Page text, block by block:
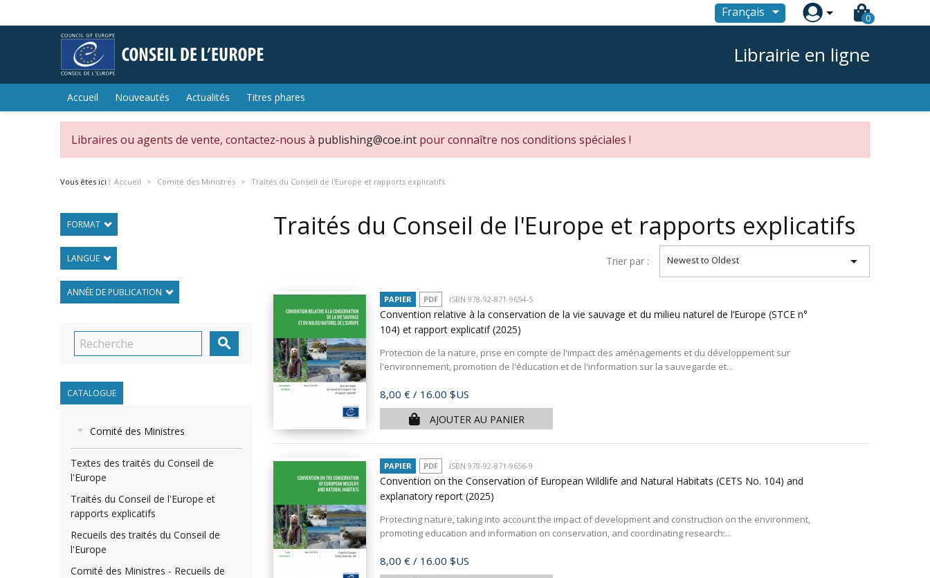
Français  0
Librairie en ligne
Accueil Nouveautés Actualités Titres phares
Libraires ou agents de vente, contactez-nous à publishing@coe.int pour connaître nos conditions spéciales !
Vous êtes ici : Accueil Comité des Ministres Traités du Conseil de l'Europe et rapports explicatifs
FORMAT
LANGUE
ANNÉE DE PUBLICATION

CATALOGUE
Comité des Ministres
Textes des traités du Conseil de
l'Europe
Traités du Conseil de l'Europe et
rapports explicatifs
Recueils des traités du Conseil de
l'Europe
Comité des Ministres - Recueils de
Traités du Conseil de l'Europe et rapports explicatifs
Trier par : Newest to Oldest 
PAPIER PDF ISBN 978-92-871-9654-5
Convention relative à la conservation de la vie sauvage et du milieu naturel de l’Europe (STCE n°
104) et rapport explicatif(2025)
Protection de la nature, prise en compte de l'impact des aménagements et du développement sur
l'environnement, promotion de l'éducation et de l'information sur la sauvegarde et...
Prix
8,00 € / 16.00 $US
AJOUTER AU PANIER
PAPIER PDF ISBN 978-92-871-9656-9
Convention on the Conservation of European Wildlife and Natural Habitats (CETS No. 104) and
explanatory report (2025)
Protecting nature, taking into account the impact of development and construction on the environment,
promoting education and information on conservation, and coordinating research:...
Prix
8,00 € / 16.00 $US